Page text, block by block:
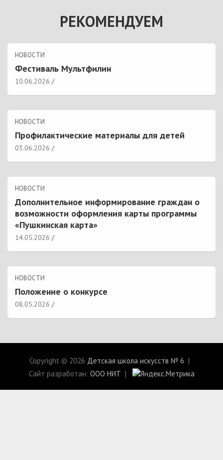
РЕКОМЕНДУЕМ
НОВОСТИ
Фестиваль Мультфилин
10.06.2026
НОВОСТИ
Профилактические материалы для детей
03.06.2026
НОВОСТИ
Дополнительное информирование граждан о
возможности оформления карты программы
«Пушкинская карта»
14.05.2026
НОВОСТИ
Положение о конкурсе
08.05.2026
Copyright © 2026 Детская школа искусств № 6
Сайт разработан: ООО НИТ